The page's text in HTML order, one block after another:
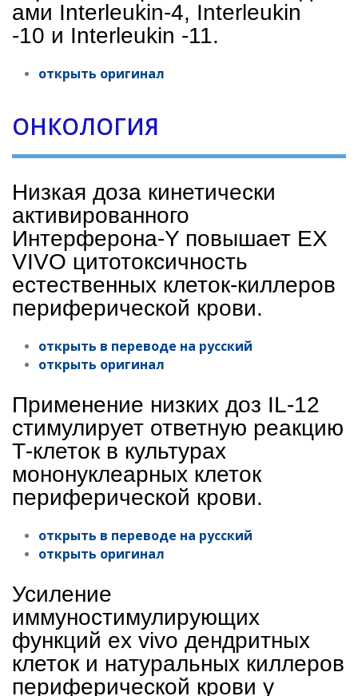
ами Interleukin-4, Interleukin
-10 и Interleukin -11.
открыть оригинал
ОНКОЛОГИЯ
Низкая доза кинетически
активированного
Интерферона-Y повышает EX
VIVO цитотоксичность
естественных клеток-киллеров
периферической крови.
открыть в переводе на русский
открыть оригинал
Применение низких доз IL-12
стимулирует ответную реакцию
Т-клеток в культурах
мононуклеарных клеток
периферической крови.
открыть в переводе на русский
открыть оригинал
Усиление
иммуностимулирующих
функций ex vivo дендритных
клеток и натуральных киллеров
периферической крови у